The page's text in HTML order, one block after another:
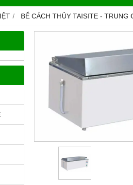
BỂ CÁCH THỦY TAISITE - TRUNG